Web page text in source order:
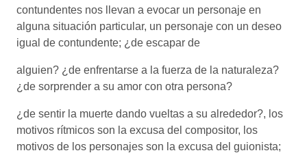
contundentes nos llevan a evocar un personaje en
alguna situación particular, un personaje con un deseo
igual de contundente; ¿de escapar de
alguien? ¿de enfrentarse a la fuerza de la naturaleza?
¿de sorprender a su amor con otra persona?
¿de sentir la muerte dando vueltas a su alrededor?, los
motivos rítmicos son la excusa del compositor, los
motivos de los personajes son la excusa del guionista;